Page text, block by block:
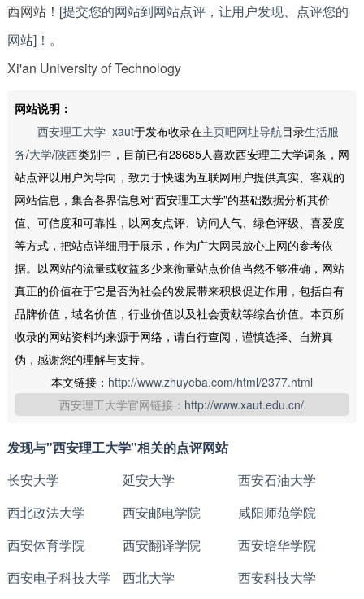
西网站！ [提交您的网站到网站点评，让用户发现、点评您的
网站]！ 。
Xi'an University of Technology
网站说明：
西安理工大学_xaut于发布收录在主页吧网址导航目录生活服
务/大学/陕西类别中，目前已有28685人喜欢西安理工大学词条，网
站点评以用户为导向，致力于快速为互联网用户提供真实、客观的
网站信息，集合各界信息对“西安理工大学”的基础数据分析其价
值、可信度和可靠性，以网友点评、访问人气、绿色评级、喜爱度
等方式，把站点详细用于展示，作为广大网民放心上网的参考依
据。以网站的流量或收益多少来衡量站点价值当然不够准确，网站
真正的价值在于它是否为社会的发展带来积极促进作用，包括自有
品牌价值，域名价值，行业价值以及社会贡献等综合价值。本页所
收录的网站资料均来源于网络，请自行查阅，谨慎选择、自辨真
伪，感谢您的理解与支持。
本文链接： http://www.zhuyeba.com/html/2377.html
西安理工大学官网链接： http://www.xaut.edu.cn/
发现与"西安理工大学"相关的点评网站
长安大学
延安大学
西安石油大学
西北政法大学
西安邮电学院
咸阳师范学院
西安体育学院
西安翻译学院
西安培华学院
西安电子科技大学
西北大学
西安科技大学